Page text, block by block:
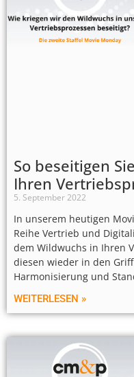
So beseitigen
Ihren
5. September 2022
In unserem heutigen
Reihe Vertrieb und
dem Wildwuchs in Ihren
diesen wieder in den
Harmonisierung und
WEITERLESEN »